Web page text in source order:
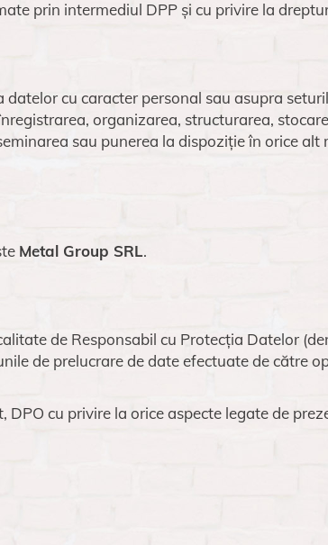
prin intermediul DPP și cu privire la
cu caracter personal sau asupra
organizarea, structurarea,
sau punerea la dispoziție în orice alt
Metal Group SRL.
de Responsabil cu Protecția Datelor
de prelucrare de date efectuate de către
cu privire la orice aspecte legate de